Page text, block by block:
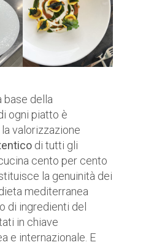
base della
ogni piatto è
la valorizzazione
di tutti gli
cento per cento
la genuinità dei
mediterranea
di ingredienti del
in chiave
e internazionale. E